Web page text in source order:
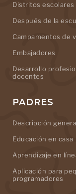
Distritos escolares
Después de la
Campamentos de
Embajadores
Desarrollo
docentes
PADRES
Descripción
Educación en casa
Aprendizaje en
Aplicación para
programadores